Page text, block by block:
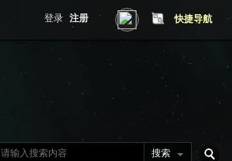
快捷导航
登录 注册
搜索